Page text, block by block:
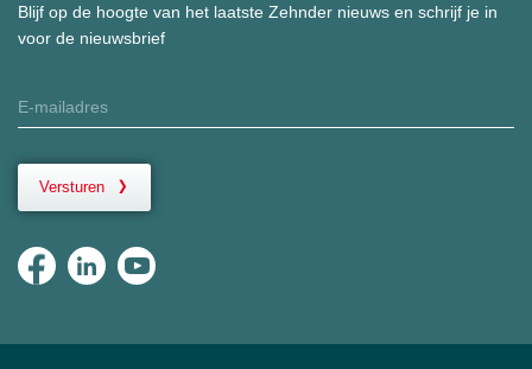
Blijf op de hoogte van het laatste Zehnder nieuws en schrijf je in
voor de nieuwsbrief
Versturen